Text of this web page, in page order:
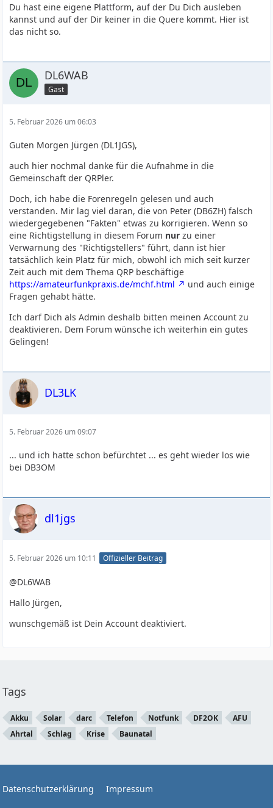
Du hast eine eigene Plattform, auf der Du Dich ausleben
kannst und auf der Dir keiner in die Quere kommt. Hier ist
das nicht so.
DL6WAB
Gast
5. Februar 2026 um 06:03
Guten Morgen Jürgen (DL1JGS),
auch hier nochmal danke für die Aufnahme in die
Gemeinschaft der QRPler.
Doch, ich habe die Forenregeln gelesen und auch
verstanden. Mir lag viel daran, die von Peter (DB6ZH) falsch
wiedergegebenen "Fakten" etwas zu korrigieren. Wenn so
eine Richtigstellung in diesem Forum nur zu einer
Verwarnung des "Richtigstellers" führt, dann ist hier
tatsächlich kein Platz für mich, obwohl ich mich seit kurzer
Zeit auch mit dem Thema QRP beschäftige
https://amateurfunkpraxis.de/mchf.html
und auch einige
Fragen gehabt hätte.
Ich darf Dich als Admin deshalb bitten meinen Account zu
deaktivieren. Dem Forum wünsche ich weiterhin ein gutes
Gelingen!
DL3LK
5. Februar 2026 um 09:07
... und ich hatte schon befürchtet ... es geht wieder los wie
bei DB3OM
dl1jgs
5. Februar 2026 um 10:11 Offizieller Beitrag
@DL6WAB
Hallo Jürgen,
wunschgemäß ist Dein Account deaktiviert.
Tags
Akku Solar darc Telefon Notfunk DF2OK
AFU
Ahrtal
Schlag Krise Baunatal
Datenschutzerklärung Impressum